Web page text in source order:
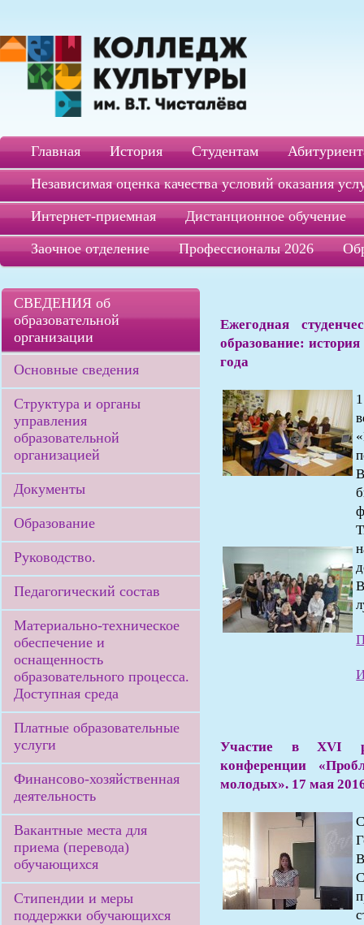
Главная История Студентам
Независимая оценка качества условий оказания
Интернет-приемная
Дистанционное обучение
Заочное отделение
Профессионалы 2026
СВЕДЕНИЯ об
образовательной
организации
Основные сведения
Структура и органы
управления
образовательной
организацией
Документы
Образование
Руководство.
Педагогический состав
Материально-техническое
обеспечение и
оснащенность
образовательного процесса.
Доступная среда
Платные образовательные
услуги
Финансово-хозяйственная
деятельность
Вакантные места для
приема (перевода)
обучающихся
Стипендии и меры
поддержки обучающихся
Ежегодная
образование:
года
Участие в XVI
конференции
молодых». 17 мая